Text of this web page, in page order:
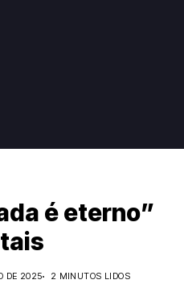
é eterno”
DE 2025
2 MINUTOS LIDOS